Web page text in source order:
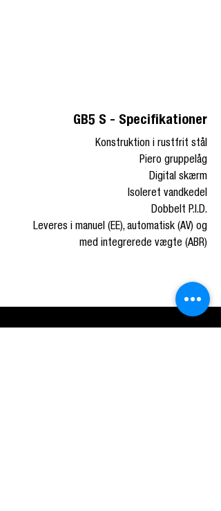
GB5 S - Specifikationer
Konstruktion i rustfrit stål
Piero gruppelåg
Digital skærm
Isoleret vandkedel
Dobbelt P.I.D.
Leveres i manuel (EE), automatisk (AV) og
med integrerede vægte (ABR)